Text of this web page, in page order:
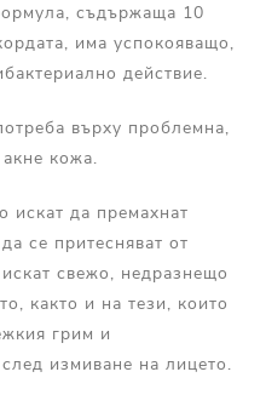
съдържаща 10
има успокояващо,
действие.
върху проблемна,
кожа.
искат да премахнат
се притесняват от
свежо, недразнещо
както и на тези, които
грим и
измиване на лицето.